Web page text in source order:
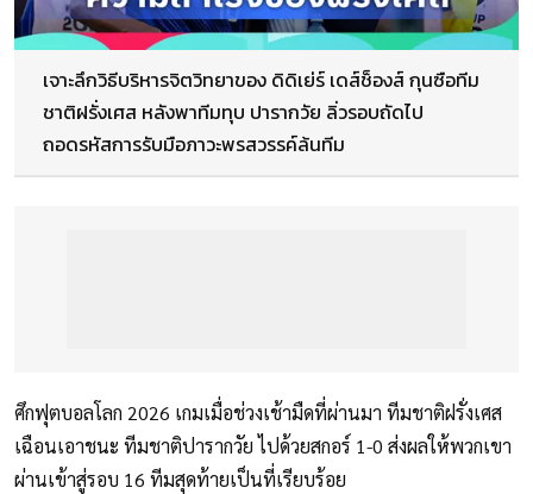
เจาะลึกวิธีบริหารจิตวิทยาของ ดิดิเย่ร์ เดส์ช็องส์ กุนซือทีม
ชาติฝรั่งเศส หลังพาทีมทุบ ปารากวัย ลิ่วรอบถัดไป
ถอดรหัสการรับมือภาวะพรสวรรค์ล้นทีม
ศึกฟุตบอลโลก 2026 เกมเมื่อช่วงเช้ามืดที่ผ่านมา ทีมชาติฝรั่งเศส
เฉือนเอาชนะ ทีมชาติปารากวัย ไปด้วยสกอร์ 1-0 ส่งผลให้พวกเขา
ผ่านเข้าสู่รอบ 16 ทีมสุดท้ายเป็นที่เรียบร้อย